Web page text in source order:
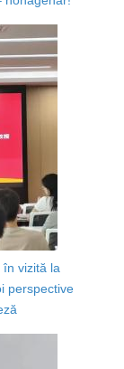
în vizită la
perspective